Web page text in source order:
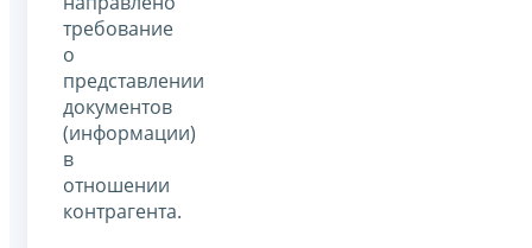
требование
о
представлении
документов
(информации)
в
отношении
контрагента.